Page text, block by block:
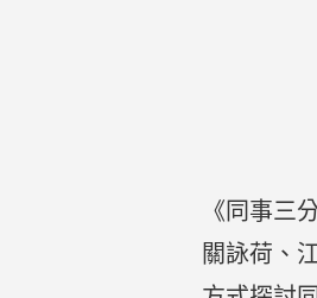
《同事三
關詠荷、